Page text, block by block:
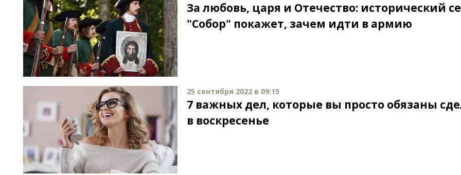
За любовь, царя и Отечество: исторический
"Собор" покажет, зачем идти в армию
25 сентября 2022 в 09:15
7 важных дел, которые вы просто обязаны
в воскресенье